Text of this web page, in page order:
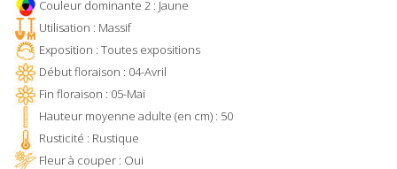
Couleur dominante 2 : Jaune
Utilisation : Massif
Exposition : Toutes expositions
Début floraison : 04-Avril
Fin floraison : 05-Mai
Hauteur moyenne adulte (en cm) : 50
Rusticité : Rustique
Fleur à couper : Oui